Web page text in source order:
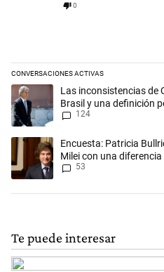
0
CONVERSACIONES ACTIVAS
Este listado muestra los artículos
Un artículo de tendencia con el
Las inconsistencias de
Brasil y una definición
concepto antiguo"
124
Un artículo de tendencia con el
Encuesta: Patricia
Milei con una
53